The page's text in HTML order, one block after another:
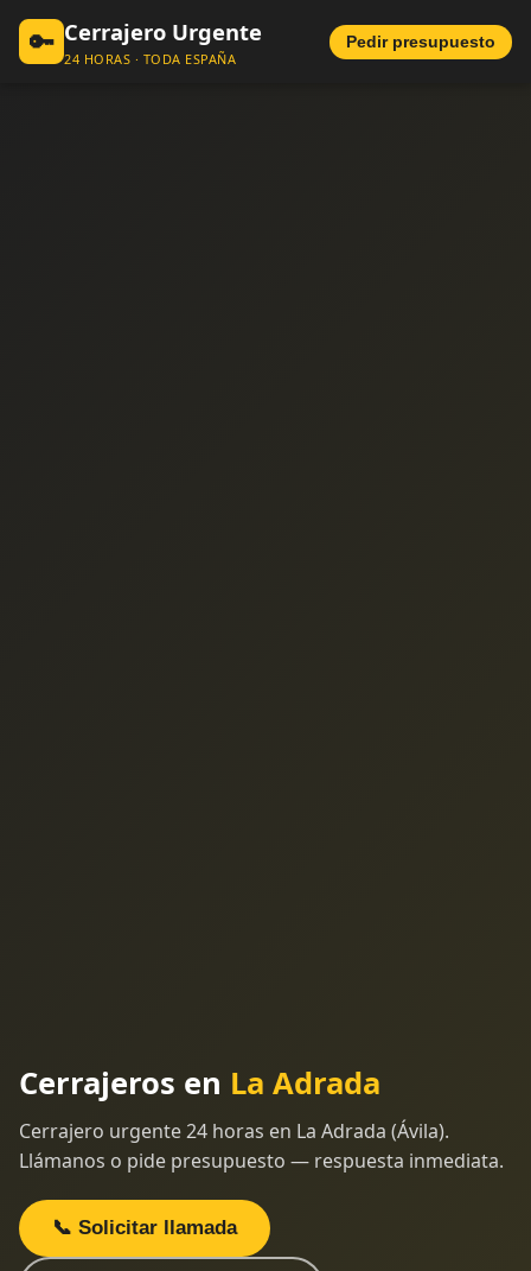
🔑 Cerrajero Urgente
24 HORAS · TODA ESPAÑA
Pedir presupuesto
Cerrajeros en La Adrada
Cerrajero urgente 24 horas en La Adrada (Ávila).
Llámanos o pide presupuesto — respuesta inmediata.
📞 Solicitar llamada